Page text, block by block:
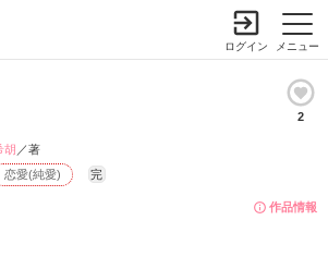
メニュー
ログイン
2
作品情報
恋愛(純愛) 完
胡 ／著